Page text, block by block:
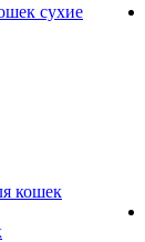
сухие
кошек